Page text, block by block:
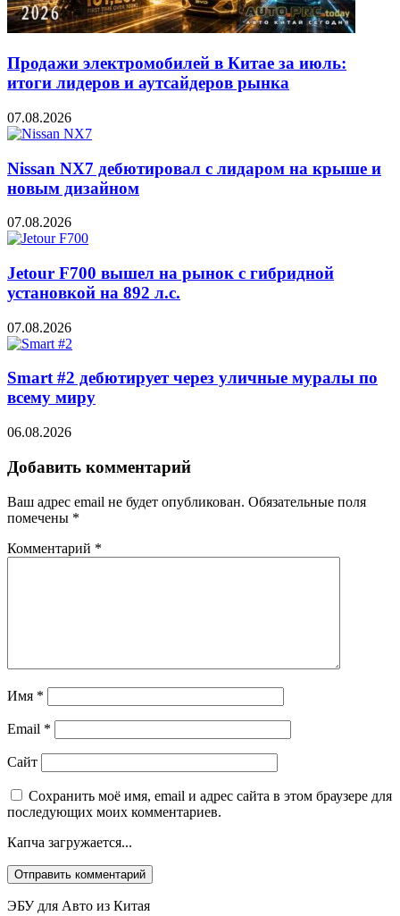
Продажи электромобилей в Китае за июль:
итоги лидеров и аутсайдеров рынка
07.08.2026
Nissan NX7 дебютировал с лидаром на крыше и
новым дизайном
07.08.2026
Jetour F700 вышел на рынок с гибридной
установкой на 892 л.с.
07.08.2026
Smart #2 дебютирует через уличные муралы по
всему миру
06.08.2026
Добавить комментарий
Ваш адрес email не будет опубликован. Обязательные поля
помечены *
Комментарий *
Имя *
Email *
Сайт
Сохранить моё имя, email и адрес сайта в этом браузере для
последующих моих комментариев.
Капча загружается...
ЭБУ для Авто из Китая